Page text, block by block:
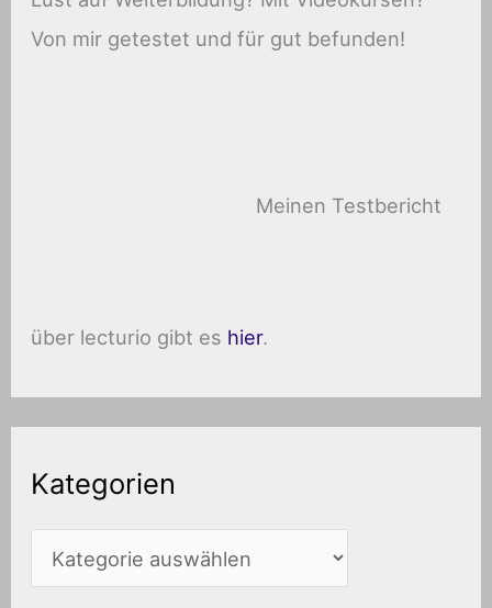
Von mir getestet und für gut befunden!
Meinen Testbericht
über lecturio gibt es hier.
Kategorien